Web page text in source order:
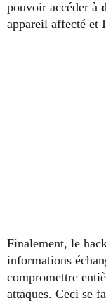
pouvoir accéder à
appareil affecté et
Finalement, le
informations
compromettre
attaques. Ceci se